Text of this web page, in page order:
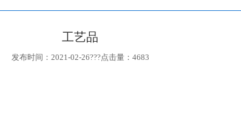
工艺品
发布时间：2021-02-26???点击量：4683